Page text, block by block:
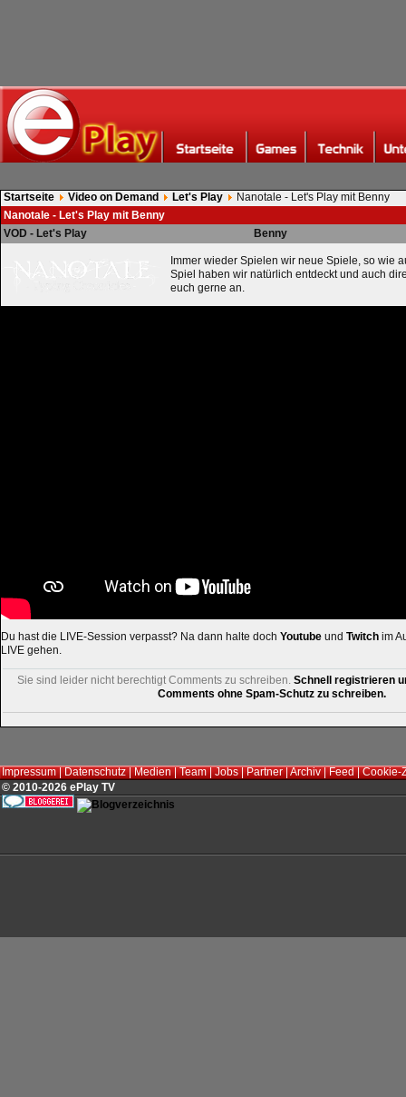
Startseite Video on Demand Let's Play
Nanotale - Let's Play mit Benny
Nanotale - Let's Play mit Benny
VOD - Let's Play
Benny
Immer wieder Spielen wir neue Spiele, so wie
Spiel haben wir natürlich entdeckt und auch
euch gerne an.
Du hast die LIVE-Session verpasst? Na dann halte doch Youtube und Twitch im
LIVE gehen.
Sie sind leider nicht berechtigt Comments zu schreiben. Schnell registrieren
Comments ohne Spam-Schutz zu schreiben.
Impressum|Datenschutz|Medien|Team|Jobs|Partner|Archiv|Feed|Cookie-
© 2010-2026 ePlay TV